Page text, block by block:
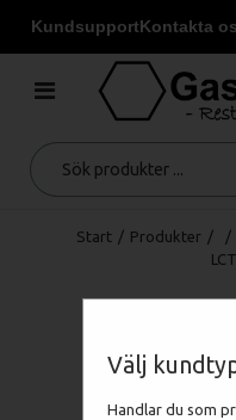
KundsupportKontakta
Välj
Handlar du som
Start / Produkter / /